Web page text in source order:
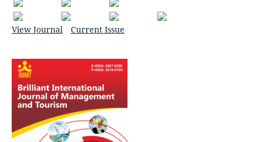
View Journal Current Issue